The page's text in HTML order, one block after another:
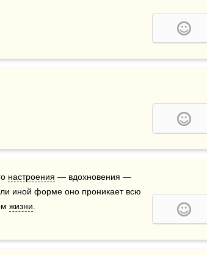
настроения — вдохновения —
иной форме оно проникает всю
жизни